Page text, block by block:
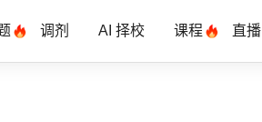
调剂 AI 择校 课程 直播